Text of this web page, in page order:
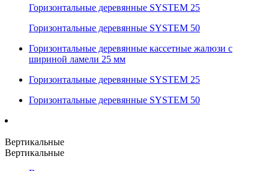
Горизонтальные деревянные SYSTEM 25
Горизонтальные деревянные SYSTEM 50
Горизонтальные деревянные кассетные жалюзи с
шириной ламели 25 мм
Горизонтальные деревянные SYSTEM 25
Горизонтальные деревянные SYSTEM 50
Вертикальные
Вертикальные